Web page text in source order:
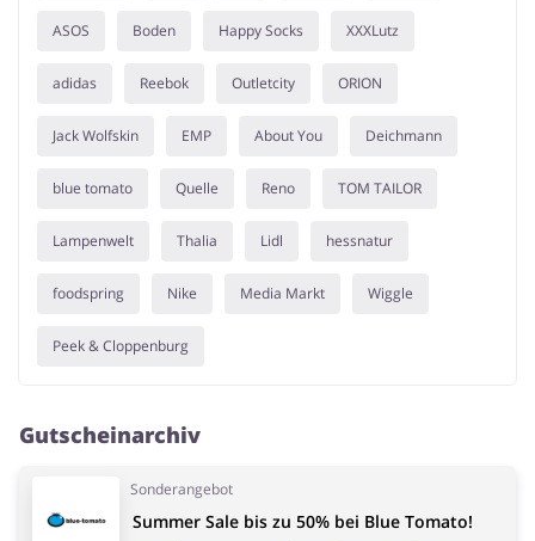
ASOS Boden Happy Socks XXXLutz
adidas Reebok Outletcity ORION
Jack Wolfskin EMP About You Deichmann
blue tomato Quelle Reno TOM TAILOR
Lampenwelt Thalia Lidl hessnatur
foodspring Nike Media Markt Wiggle
Peek & Cloppenburg
Gutscheinarchiv
Sonderangebot
Summer Sale bis zu 50% bei Blue Tomato!